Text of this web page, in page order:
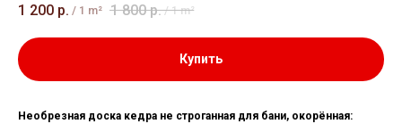
1 200 р. / 1 m² 1 800 р. / 1 m²
Купить
Необрезная доска кедра не строганная для бани, окорённая: